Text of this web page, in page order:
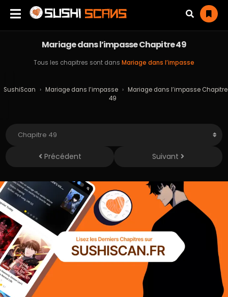
Mariage dans l’impasse Chapitre 49
Tous les chapitres sont dans Mariage dans l’impasse
SushiScan › Mariage dans l’impasse › Mariage dans l’impasse Chapitre
49
Précédent Suivant